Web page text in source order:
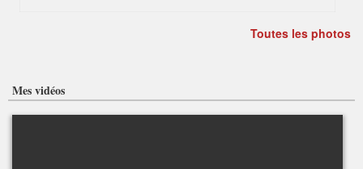
Toutes les photos
Mes vidéos